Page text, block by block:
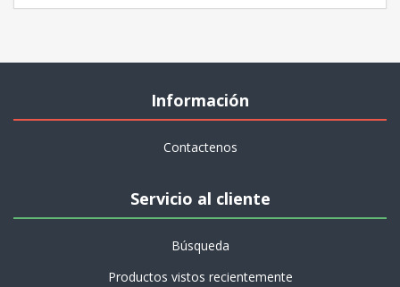
Información
Contactenos
Servicio al cliente
Búsqueda
Productos vistos recientemente